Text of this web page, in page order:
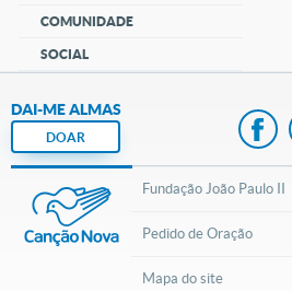
COMUNIDADE
SOCIAL
DAI-ME ALMAS
DOAR
Fundação João Paulo II
Pedido de Oração
Mapa do site